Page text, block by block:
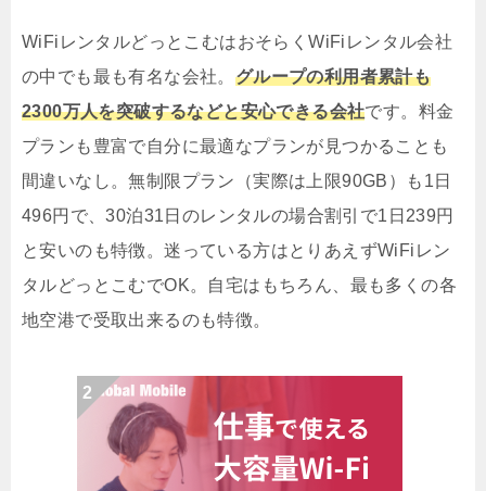
WiFiレンタルどっとこむはおそらくWiFiレンタル会社
の中でも最も有名な会社。 グループの利用者累計も
2300万人を突破するなどと安心できる会社です。料金
プランも豊富で自分に最適なプランが見つかることも
間違いなし。無制限プラン（実際は上限90GB）も1日
496円で、30泊31日のレンタルの場合割引で1日239円
と安いのも特徴。迷っている方はとりあえずWiFiレン
タルどっとこむでOK。自宅はもちろん、最も多くの各
地空港で受取出来るのも特徴。